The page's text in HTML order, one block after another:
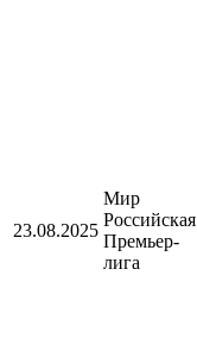
23.08.2025
Мир
Российская
Премьер-
лига